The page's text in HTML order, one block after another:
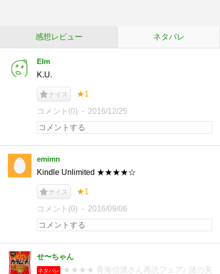
感想レビュー ネタバレ
Elm
K.U.
ナイス ★1
コメント(0) 2016/12/25
emimn
Kindle Unlimited ★★★★☆
ナイス ★1
コメント(0) 2016/09/06
せ〜ちゃん
ネタバレ
★★★★ 青海信濃さん再読フェア♪ 謎の美